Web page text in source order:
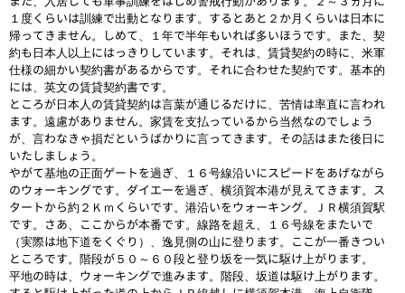
１度くらいは訓練で出動となります。するとあと２か月くらいは日本に
帰ってきません。しめて、１年で半年もいれば多いほうです。また、契
約も日本人以上にはっきりしています。それは、賃貸契約の時に、米軍
仕様の細かい契約書があるからです。それに合わせた契約です。基本的
には、英文の賃貸契約書です。
ところが日本人の賃貸契約は言葉が通じるだけに、苦情は率直に言われ
ます。遠慮がありません。家賃を支払っているから当然なのでしょう
が、言わなきゃ損だというばかりに言ってきます。その話はまた後日に
いたしましょう。
やがて基地の正面ゲートを過ぎ、１６号線沿いにスピードをあげながら
のウォーキングです。ダイエーを過ぎ、横須賀本港が見えてきます。ス
タートから約２Ｋｍくらいです。港沿いをウォーキング。ＪＲ横須賀駅
です。さあ、ここからが本番です。線路を超え、１６号線をまたいで
（実際は地下道をくぐり）、逸見側の山に登ります。ここが一番きつい
ところです。階段が５０～６０段と登り坂を一気に駆け上がります。
平地の時は、ウォーキングで進みます。階段、坂道は駆け上がります。